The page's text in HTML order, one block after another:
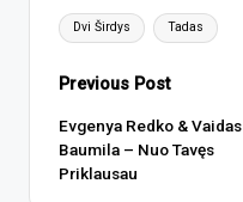
Tags:
Dvi Širdys Tadas
Post
navigation
Previous Post
Evgenya Redko & Vaidas
Baumila – Nuo Tavęs
Priklausau